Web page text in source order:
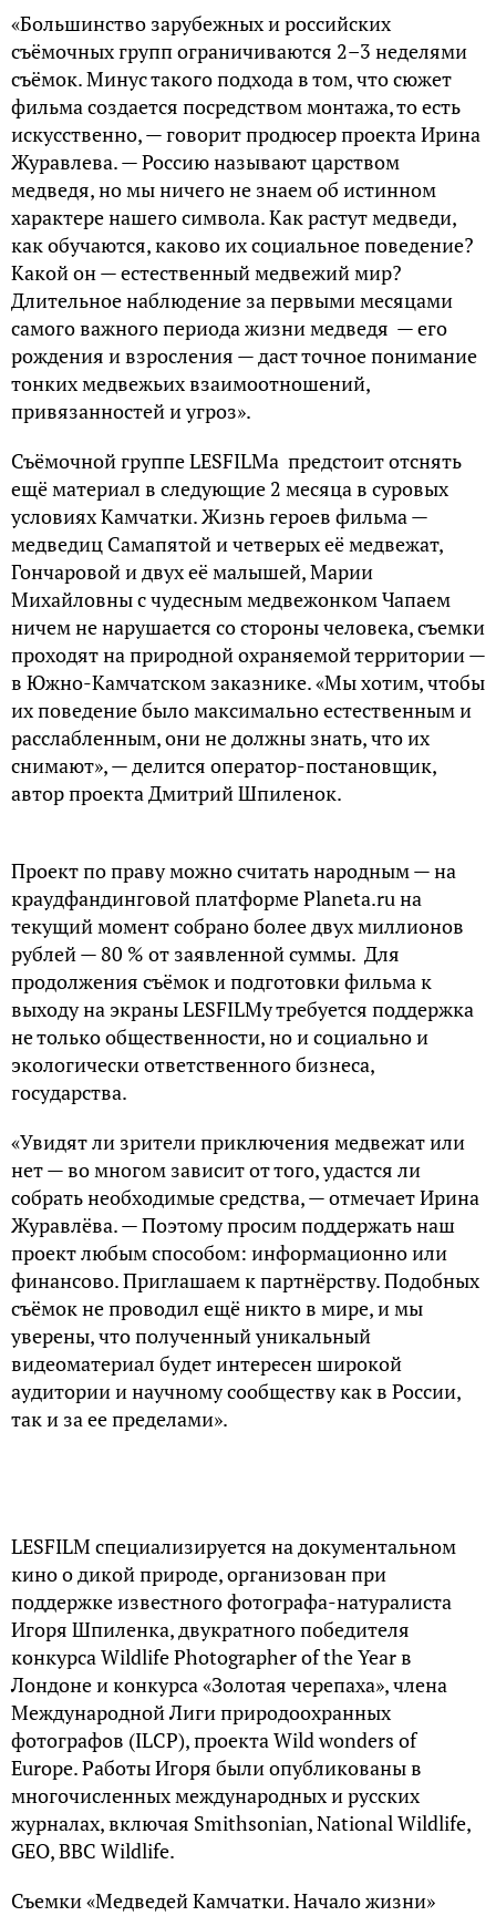
«Большинство зарубежных и российских
съёмочных групп ограничиваются 2–3 неделями
съёмок. Минус такого подхода в том, что сюжет
фильма создается посредством монтажа, то есть
искусственно, — говорит продюсер проекта Ирина
Журавлева. — Россию называют царством
медведя, но мы ничего не знаем об истинном
характере нашего символа. Как растут медведи,
как обучаются, каково их социальное поведение?
Какой он — естественный медвежий мир?
Длительное наблюдение за первыми месяцами
самого важного периода жизни медведя — его
рождения и взросления — даст точное понимание
тонких медвежьих взаимоотношений,
привязанностей и угроз».
Съёмочной группе LESFILMа предстоит отснять
ещё материал в следующие 2 месяца в суровых
условиях Камчатки. Жизнь героев фильма —
медведиц Самапятой и четверых её медвежат,
Гончаровой и двух её малышей, Марии
Михайловны с чудесным медвежонком Чапаем
ничем не нарушается со стороны человека, съемки
проходят на природной охраняемой территории —
в Южно-Камчатском заказнике. «Мы хотим, чтобы
их поведение было максимально естественным и
расслабленным, они не должны знать, что их
снимают», — делится оператор-постановщик,
автор проекта Дмитрий Шпиленок.
Проект по праву можно считать народным — на
краудфандинговой платформе Planeta.ru на
текущий момент собрано более двух миллионов
рублей — 80 % от заявленной суммы. Для
продолжения съёмок и подготовки фильма к
выходу на экраны LESFILMу требуется поддержка
не только общественности, но и социально и
экологически ответственного бизнеса,
государства.
«Увидят ли зрители приключения медвежат или
нет — во многом зависит от того, удастся ли
собрать необходимые средства, — отмечает Ирина
Журавлёва. — Поэтому просим поддержать наш
проект любым способом: информационно или
финансово. Приглашаем к партнёрству. Подобных
съёмок не проводил ещё никто в мире, и мы
уверены, что полученный уникальный
видеоматериал будет интересен широкой
аудитории и научному сообществу как в России,
так и за ее пределами».
LESFILM специализируется на документальном
кино о дикой природе, организован при
поддержке известного фотографа-натуралиста
Игоря Шпиленка, двукратного победителя
конкурса Wildlife Photographer of the Year в
Лондоне и конкурса «Золотая черепаха», члена
Международной Лиги природоохранных
фотографов (ILCP), проекта Wild wonders of
Europe. Работы Игоря были опубликованы в
многочисленных международных и русских
журналах, включая Smithsonian, National Wildlife,
GEO, BBC Wildlife.
Съемки «Медведей Камчатки. Начало жизни»